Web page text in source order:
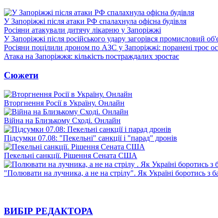
У Запоріжжі після атаки РФ спалахнула офісна будівля
Росіяни атакували дитячу лікарню у Запоріжжі
У Запоріжжі після російського удару загорівся промисловий
Росіяни поцілили дроном по АЗС у Запоріжжі: поранені троє
Атака на Запоріжжя: кількість постраждалих зростає
Сюжети
Вторгнення Росії в Україну. Онлайн
Війна на Близькому Сході. Онлайн
Підсумки 07.08: "Пекельні" санкції і "парад" дронів
Пекельні санкції. Рішення Сената США
"Полювати на лучника, а не на стрілу". Як Україні боротись з
ВИБІР РЕДАКТОРА